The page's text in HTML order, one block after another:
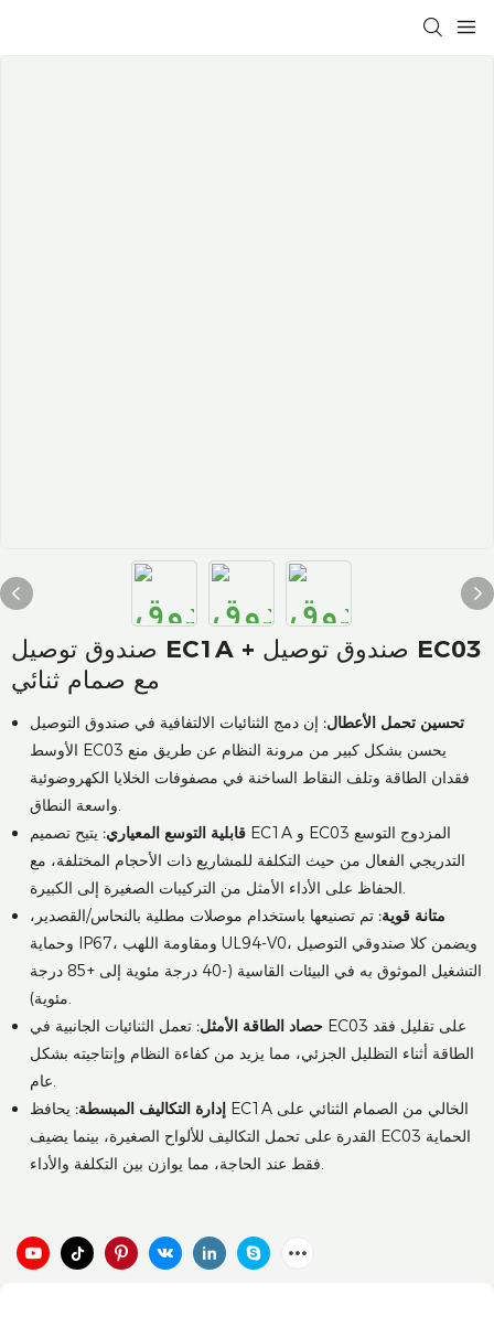
صندوق توصيل EC1A + صندوق توصيل EC03
مع صمام ثنائي
تحسين تحمل الأعطال: إن دمج الثنائيات الالتفافية في صندوق التوصيل
الأوسط EC03 يحسن بشكل كبير من مرونة النظام عن طريق منع
فقدان الطاقة وتلف النقاط الساخنة في مصفوفات الخلايا الكهروضوئية
واسعة النطاق.
قابلية التوسع المعياري: يتيح تصميم EC1A و EC03 المزدوج التوسع
التدريجي الفعال من حيث التكلفة للمشاريع ذات الأحجام المختلفة، مع
الحفاظ على الأداء الأمثل من التركيبات الصغيرة إلى الكبيرة.
متانة قوية: تم تصنيعها باستخدام موصلات مطلية بالنحاس/القصدير،
وحماية IP67، ومقاومة اللهب UL94-V0، ويضمن كلا صندوقي التوصيل
التشغيل الموثوق به في البيئات القاسية (-40 درجة مئوية إلى +85 درجة
مئوية).
حصاد الطاقة الأمثل: تعمل الثنائيات الجانبية في EC03 على تقليل فقد
الطاقة أثناء التظليل الجزئي، مما يزيد من كفاءة النظام وإنتاجيته بشكل
عام.
إدارة التكاليف المبسطة: يحافظ EC1A الخالي من الصمام الثنائي على
القدرة على تحمل التكاليف للألواح الصغيرة، بينما يضيف EC03 الحماية
فقط عند الحاجة، مما يوازن بين التكلفة والأداء.